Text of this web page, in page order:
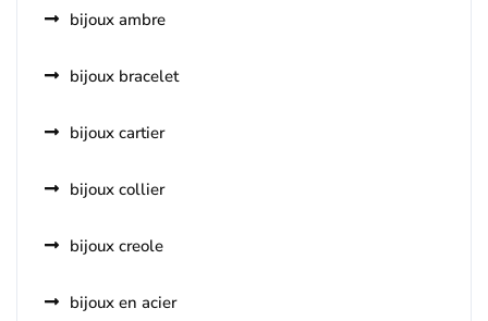
bijoux ambre
bijoux bracelet
bijoux cartier
bijoux collier
bijoux creole
bijoux en acier